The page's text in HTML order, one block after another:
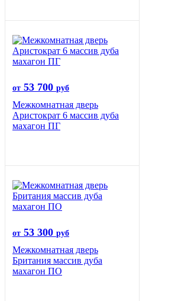
от 53 700 руб
Межкомнатная дверь
Аристократ 6 массив дуба
махагон ПГ
от 53 300 руб
Межкомнатная дверь
Британия массив дуба
махагон ПО